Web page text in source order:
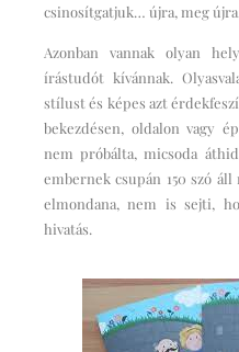
csinosítgatjuk… újra, meg
Azonban vannak olyan
írástudót kívánnak.
stílust és képes azt
bekezdésen, oldalon vagy
nem próbálta, micsoda
embernek csupán 150 szó
elmondana, nem is sejti,
hivatás.